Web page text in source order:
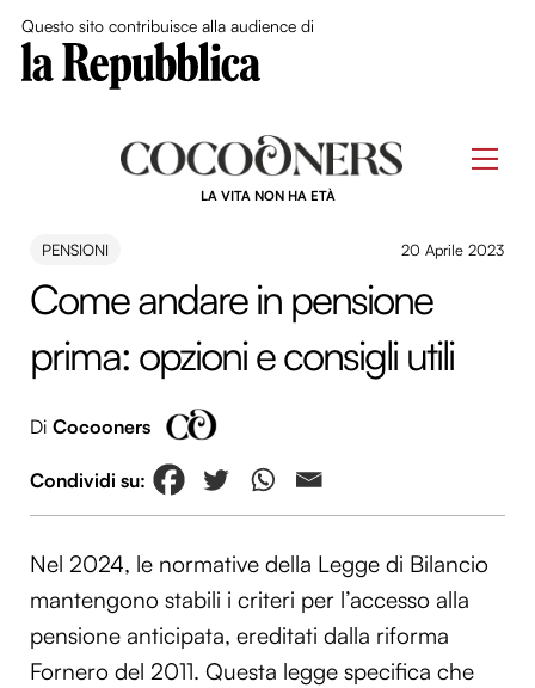
Questo sito contribuisce alla audience di
LA VITA NON HA ETÀ
PENSIONI 20 Aprile 2023
Come andare in pensione
prima: opzioni e consigli utili
Di Cocooners
Nel 2024, le normative della Legge di Bilancio
mantengono stabili i criteri per l’accesso alla
pensione anticipata, ereditati dalla riforma
Fornero del 2011. Questa legge specifica che